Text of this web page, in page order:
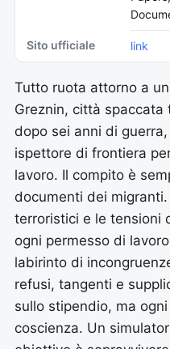
Sito ufficiale link
Tutto ruota attorno a
Greznin, città spaccata
dopo sei anni di
ispettore di frontiera
lavoro. Il compito è
documenti dei
terroristici e le tensioni
ogni permesso di
labirinto di
refusi, tangenti e
sullo stipendio, ma
coscienza. Un